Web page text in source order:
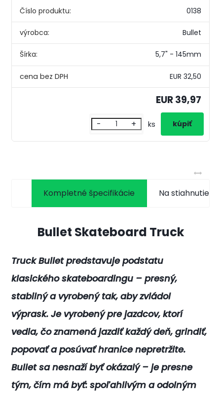
Číslo produktu: 0138
výrobca: Bullet
Šírka: 5,7" - 145mm
EUR 32,50
EUR 39,97
- + ks
Kompletné špecifikácie Na stiahnutie
Bullet Skateboard Truck
Truck Bullet predstavuje podstatu
klasického skateboardingu – presný,
stabilný a vyrobený tak, aby zvládol
výprask. Je vyrobený pre jazdcov, ktorí
vedia, čo znamená jazdiť každý deň, grindiť, ​​
popovať a posúvať hranice nepretržite.
Bullet sa nesnaží byť okázalý – je presne
tým, čím má byť: spoľahlivým a odolným